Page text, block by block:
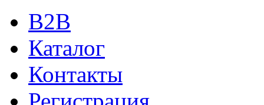
B2B
Каталог
Контакты